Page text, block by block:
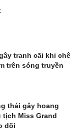
tranh cãi khi chê
trên sóng truyền
thái gây hoang
tịch Miss Grand
dõi